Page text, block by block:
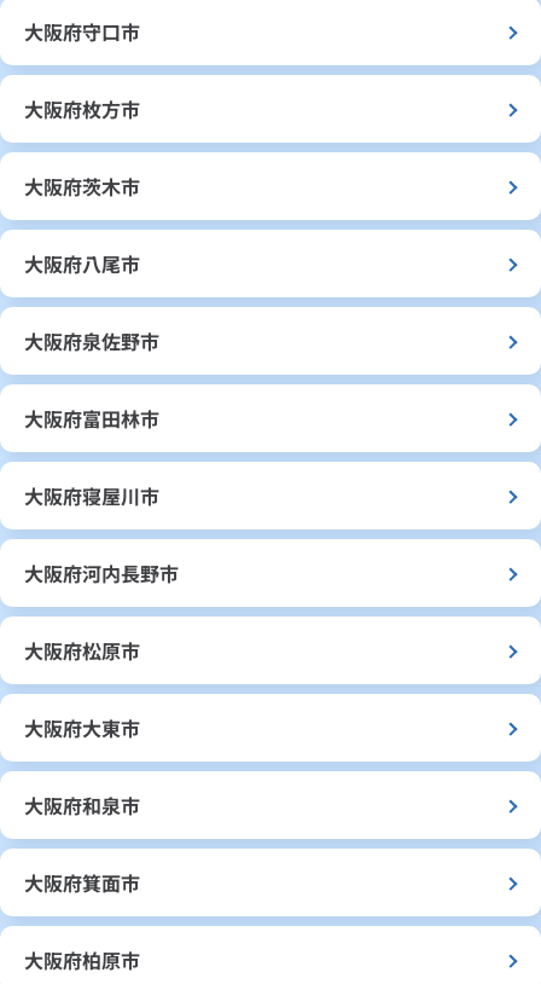
大阪府守口市
大阪府枚方市
大阪府茨木市
大阪府八尾市
大阪府泉佐野市
大阪府富田林市
大阪府寝屋川市
大阪府河内長野市
大阪府松原市
大阪府大東市
大阪府和泉市
大阪府箕面市
大阪府柏原市